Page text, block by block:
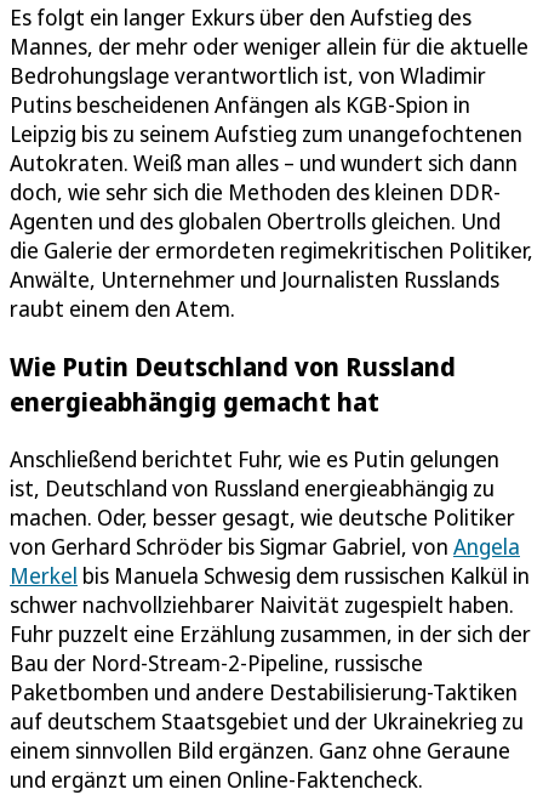
Es folgt ein langer Exkurs über den Aufstieg des
Mannes, der mehr oder weniger allein für die aktuelle
Bedrohungslage verantwortlich ist, von Wladimir
Putins bescheidenen Anfängen als KGB-Spion in
Leipzig bis zu seinem Aufstieg zum unangefochtenen
Autokraten. Weiß man alles – und wundert sich dann
doch, wie sehr sich die Methoden des kleinen DDR-
Agenten und des globalen Obertrolls gleichen. Und
die Galerie der ermordeten regimekritischen Politiker,
Anwälte, Unternehmer und Journalisten Russlands
raubt einem den Atem.
Wie Putin Deutschland von Russland
energieabhängig gemacht hat
Anschließend berichtet Fuhr, wie es Putin gelungen
ist, Deutschland von Russland energieabhängig zu
machen. Oder, besser gesagt, wie deutsche Politiker
von Gerhard Schröder bis Sigmar Gabriel, von Angela
Merkel bis Manuela Schwesig dem russischen Kalkül in
schwer nachvollziehbarer Naivität zugespielt haben.
Fuhr puzzelt eine Erzählung zusammen, in der sich der
Bau der Nord-Stream-2-Pipeline, russische
Paketbomben und andere Destabilisierung-Taktiken
auf deutschem Staatsgebiet und der Ukrainekrieg zu
einem sinnvollen Bild ergänzen. Ganz ohne Geraune
und ergänzt um einen Online-Faktencheck.